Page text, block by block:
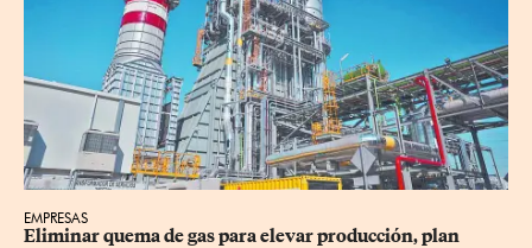
EMPRESAS
Eliminar quema de gas para elevar producción, plan